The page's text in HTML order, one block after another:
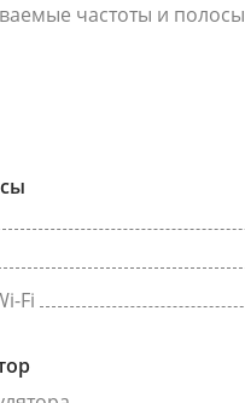
частоты и полосы
Fi